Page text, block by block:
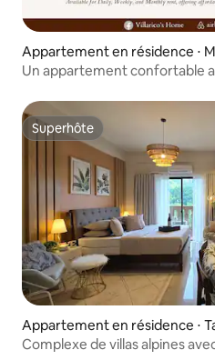
Appartement en résidence ⋅
Un appartement confortable
Superhôte
Superhôte
Appartement en résidence ⋅
Complexe de villas alpines